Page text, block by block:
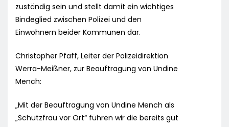
zuständig sein und stellt damit ein wichtiges
Bindeglied zwischen Polizei und den
Einwohnern beider Kommunen dar.
Christopher Pfaff, Leiter der Polizeidirektion
Werra-Meißner, zur Beauftragung von Undine
Mench:
„Mit der Beauftragung von Undine Mench als
„Schutzfrau vor Ort“ führen wir die bereits gut